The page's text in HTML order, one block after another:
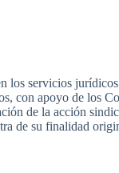
los servicios jurídicos
, con apoyo de los
de la acción
de su finalidad